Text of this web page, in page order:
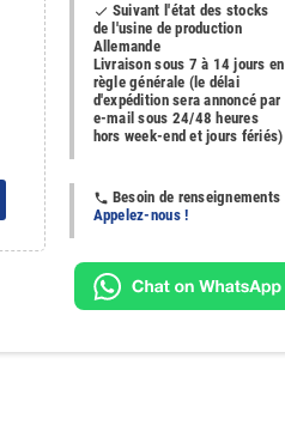
done Suivant l'état des stocks
de l'usine de production
Allemande
Livraison sous 7 à 14 jours en
règle générale (le délai
d'expédition sera annoncé par
e-mail sous 24/48 heures
hors week-end et jours fériés)
phone Besoin de renseignements
Appelez-nous !